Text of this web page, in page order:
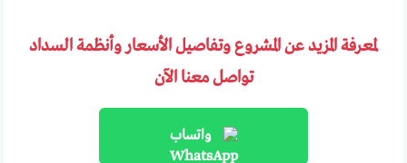
لمعرفة المزيد عن المشروع وتفاصيل الأسعار وأنظمة السداد
تواصل معنا الآن
واتساب